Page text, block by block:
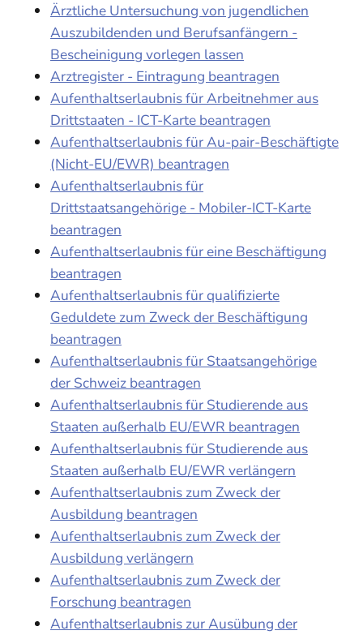
Ärztliche Untersuchung von jugendlichen
Auszubildenden und Berufsanfängern -
Bescheinigung vorlegen lassen
Arztregister - Eintragung beantragen
Aufenthaltserlaubnis für Arbeitnehmer aus
Drittstaaten - ICT-Karte beantragen
Aufenthaltserlaubnis für Au-pair-Beschäftigte
(Nicht-EU/EWR) beantragen
Aufenthaltserlaubnis für
Drittstaatsangehörige - Mobiler-ICT-Karte
beantragen
Aufenthaltserlaubnis für eine Beschäftigung
beantragen
Aufenthaltserlaubnis für qualifizierte
Geduldete zum Zweck der Beschäftigung
beantragen
Aufenthaltserlaubnis für Staatsangehörige
der Schweiz beantragen
Aufenthaltserlaubnis für Studierende aus
Staaten außerhalb EU/EWR beantragen
Aufenthaltserlaubnis für Studierende aus
Staaten außerhalb EU/EWR verlängern
Aufenthaltserlaubnis zum Zweck der
Ausbildung beantragen
Aufenthaltserlaubnis zum Zweck der
Ausbildung verlängern
Aufenthaltserlaubnis zum Zweck der
Forschung beantragen
Aufenthaltserlaubnis zur Ausübung der